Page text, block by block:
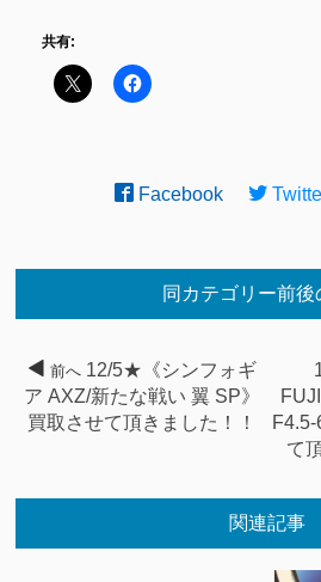
共有:
Facebook
同カテゴリー前後
前へ 12/5★《シンフォギ
ア AXZ/新たな戦い 翼 SP》
買取させて頂きました！！
て
関連記事